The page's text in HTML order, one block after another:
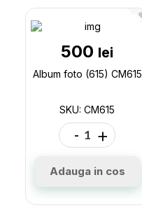
500 lei
Album foto (615) CM615
SKU: CM615
- +
Adauga in cos